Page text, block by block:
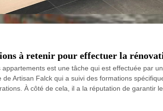
à retenir pour effectuer la
appartements est une tâche qui est effectuée par
de Artisan Falck qui a suivi des formations
À côté de cela, il a la réputation de garantir